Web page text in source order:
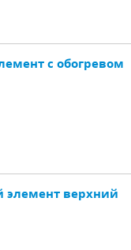
с обогревом
элемент верхний